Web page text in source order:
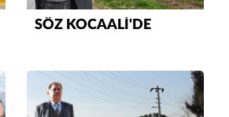
SÖZ KOCAALİ'DE
mücadelesi
Özkan Doğan